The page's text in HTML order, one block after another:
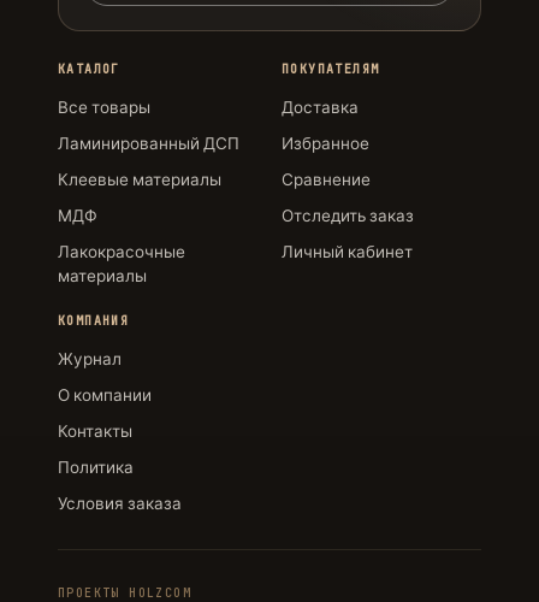
КАТАЛОГ
Все товары
Ламинированный ДСП
Клеевые материалы
МДФ
Лакокрасочные
материалы
ПОКУПАТЕЛЯМ
Доставка
Избранное
Сравнение
Отследить заказ
Личный кабинет
КОМПАНИЯ
Журнал
О компании
Контакты
Политика
Условия заказа
ПРОЕКТЫ HOLZCOM